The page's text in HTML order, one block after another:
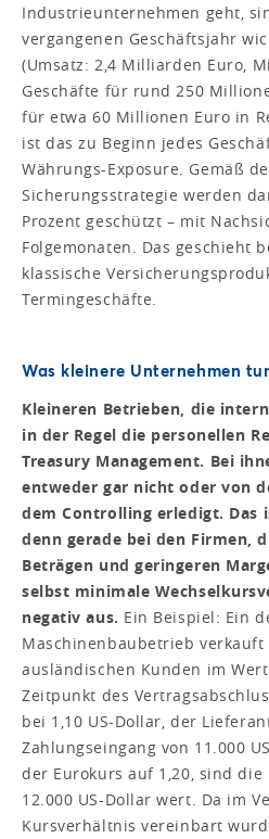
Industrieunternehmen geht,
vergangenen Geschäftsjahr
(Umsatz: 2,4 Milliarden Euro,
Geschäfte für rund 250
für etwa 60 Millionen Euro in
ist das zu Beginn jedes
Währungs-Exposure. Gemäß
Sicherungsstrategie werden
Prozent geschützt – mit
Folgemonaten. Das geschieht
klassische
Termingeschäfte.
Was kleinere Unternehmen
Kleineren Betrieben, die
in der Regel die personellen
Treasury Management. Bei
entweder gar nicht oder von
dem Controlling erledigt. Das
denn gerade bei den Firmen,
Beträgen und geringeren
selbst minimale
negativ aus. Ein Beispiel: Ein
Maschinenbaubetrieb verkauft
ausländischen Kunden im
Zeitpunkt des
bei 1,10 US-Dollar, der
Zahlungseingang von 11.000
der Eurokurs auf 1,20, sind
12.000 US-Dollar wert. Da im
Kursverhältnis vereinbart